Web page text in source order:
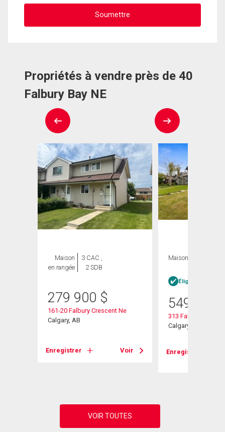
Propriétés à vendre près de 40
Falbury Bay NE
Maison
en rangée
3 CAC ,
2 SDB
279 900 $
161-20 Falbury Crescent Ne
Calgary, AB
Enregistrer Voir
Maison
Éligible Louer
549 000
313 Falwood Way
Calgary, AB
Enregistrer